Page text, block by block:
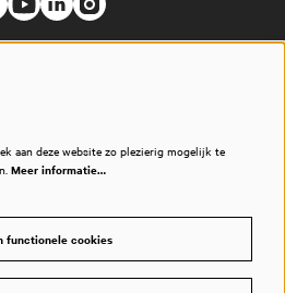
aan deze website zo plezierig mogelijk te
Meer informatie…
functionele cookies